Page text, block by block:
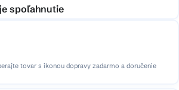
spoľahnutie
tovar s ikonou dopravy zadarmo a doručenie